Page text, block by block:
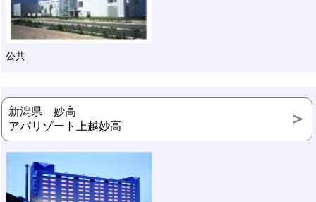
公共
新潟県 妙高
アパリゾート上越妙高